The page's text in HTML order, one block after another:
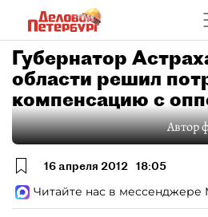
Губернатор
области решил
компенсацию с
Автор
16 апреля 2012 18:05
Читайте нас в мессенджере